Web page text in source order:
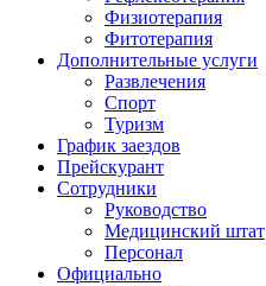
Физиотерапия
Фитотерапия
Дополнительные услуги
Развлечения
Спорт
Туризм
График заездов
Прейскурант
Сотрудники
Руководство
Медицинский штат
Персонал
Официально